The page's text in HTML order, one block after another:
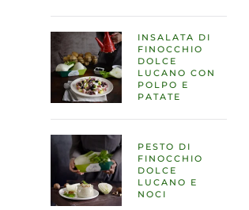
INSALATA DI
FINOCCHIO
DOLCE
LUCANO CON
POLPO E
PATATE
PESTO DI
FINOCCHIO
DOLCE
LUCANO E
NOCI